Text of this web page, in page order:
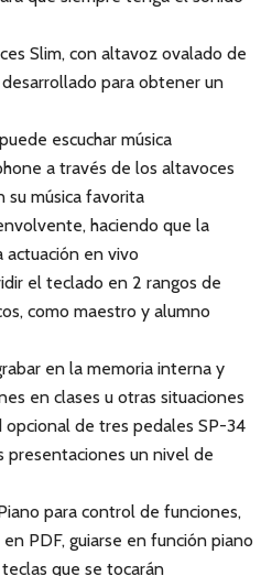
Slim, con altavoz ovalado de
para obtener un
escuchar música
a través de los altavoces
su música favorita
haciendo que la
actuación en vivo
el teclado en 2 rangos de
como maestro y alumno
en la memoria interna y
en clases u otras situaciones
de tres pedales SP-34
presentaciones un nivel de
para control de funciones,
PDF, guiarse en función piano
que se tocarán